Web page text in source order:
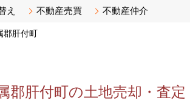
え 不動産売買 不動産仲介
郡肝付町
郡肝付町の土地売却・査定